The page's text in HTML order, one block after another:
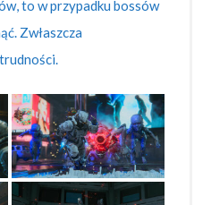
to w przypadku bossów
Zwłaszcza